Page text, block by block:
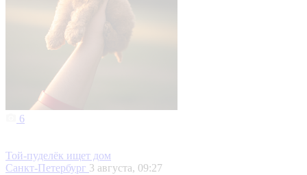
6
Той-пуделёк ищет дом
Санкт-Петербург 3 августа, 09:27